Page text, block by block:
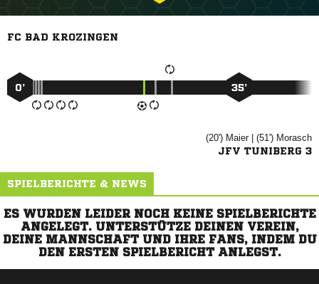
FC BAD KROZINGEN
0’ 35’
(20') | (51') 
JFV TUNIBERG 3
SPIELBERICHTE & NEWS
ES WURDEN LEIDER NOCH KEINE SPIELBERICHTE
ANGELEGT. UNTERSTÜTZE DEINEN VEREIN,
DEINE MANNSCHAFT UND IHRE FANS, INDEM DU
DEN ERSTEN SPIELBERICHT ANLEGST.